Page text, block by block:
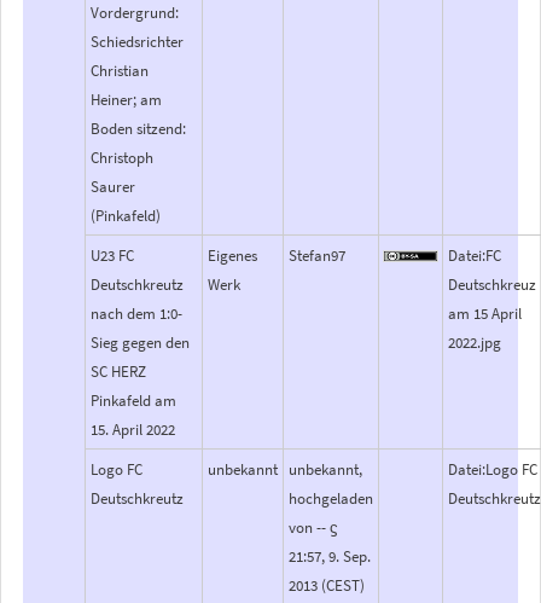
Vordergrund:
Schiedsrichter
Christian
Heiner; am
Boden sitzend:
Christoph
Saurer
(Pinkafeld)
U23 FC
Deutschkreutz
nach dem 1:0-
Sieg gegen den
SC HERZ
Pinkafeld am
15. April 2022
Eigenes
Werk
Stefan97
Datei:FC
Deutschkreuz
am 15 April
2022.jpg
Logo FC
Deutschkreutz
unbekannt
unbekannt,
hochgeladen
von -- ϛ
21:57, 9. Sep.
2013 (CEST)
Datei:Logo FC